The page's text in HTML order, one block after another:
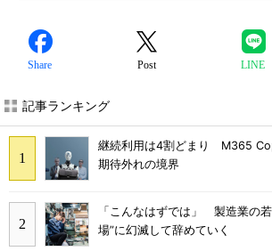
Share Post LINE
記事ランキング
継続利用は4割どまり M365
期待外れの境界
「こんなはずでは」 製造業の
場”に幻滅して辞めていく